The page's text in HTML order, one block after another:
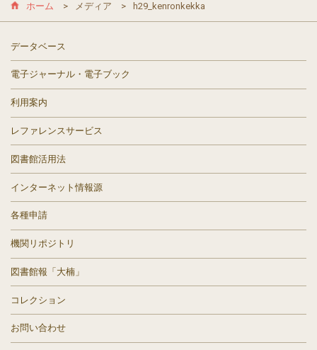
ホーム メディア h29_kenronkekka
データベース
電子ジャーナル・電子ブック
利用案内
レファレンスサービス
図書館活用法
インターネット情報源
各種申請
機関リポジトリ
図書館報「大楠」
コレクション
お問い合わせ